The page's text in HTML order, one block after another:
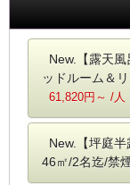
◇伊賀流忍者博物館ま
◇だんじり会館まで車
◇モクモク手づくりフ
奈良・大阪方面
へ～
◇室生寺までは車で約
◇長谷寺までは車で約
◇奈良市内までは車で
◇吉野の千本桜までは
New.【露天
ッドルーム＆
61,820円～ /人
New.【坪庭半
46㎡/2名迄/禁